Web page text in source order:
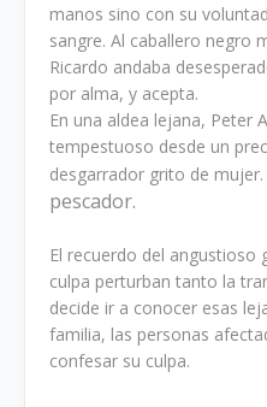
manos sino con su
sangre. Al caballero negro
Ricardo andaba
por alma, y acepta.
En una aldea lejana, Peter
tempestuoso desde un
desgarrador grito de mujer.
pescador.
El recuerdo del
culpa perturban tanto la
decide ir a conocer esas
familia, las personas
confesar su culpa.